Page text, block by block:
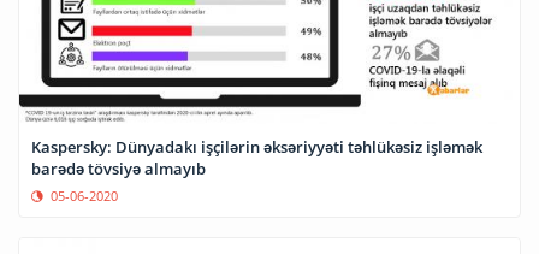
Kaspersky: Dünyadakı işçilərin əksəriyyəti təhlükəsiz işləmək
barədə tövsiyə almayıb
05-06-2020